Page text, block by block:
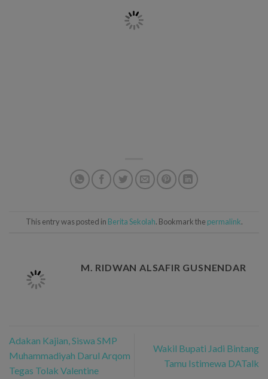
This entry was posted in Berita Sekolah. Bookmark the permalink.
M. RIDWAN ALSAFIR GUSNENDAR
Adakan Kajian, Siswa SMP
Muhammadiyah Darul Arqom
Tegas Tolak Valentine
Wakil Bupati Jadi Bintang
Tamu Istimewa DATalk